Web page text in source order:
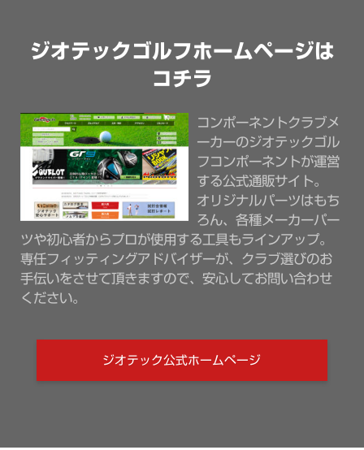
ジオテックゴルフホームページは
コチラ
コンポーネントクラブメ
ーカーのジオテックゴル
フコンポーネントが運営
する公式通販サイト。
オリジナルパーツはもち
ろん、各種メーカーパー
ツや初心者からプロが使用する工具もラインアップ。
専任フィッティングアドバイザーが、クラブ選びのお
手伝いをさせて頂きますので、安心してお問い合わせ
ください。
ジオテック公式ホームページ